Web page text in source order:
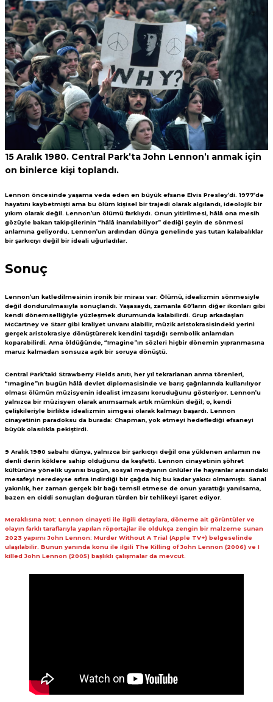
15 Aralık 1980. Central Park’ta John Lennon’ı anmak için
on binlerce kişi toplandı.
Lennon öncesinde yaşama veda eden en büyük efsane Elvis Presley’di. 1977’de
hayatını kaybetmişti ama bu ölüm kişisel bir trajedi olarak algılandı, ideolojik bir
yıkım olarak değil. Lennon’un ölümü farklıydı. Onun yitirilmesi, hâlâ ona mesih
gözüyle bakan takipçilerinin “hâlâ inanılabiliyor” dediği şeyin de sönmesi
anlamına geliyordu. Lennon’un ardından dünya genelinde yas tutan kalabalıklar
bir şarkıcıyı değil bir ideali uğurladılar.
Sonuç
Lennon’un katledilmesinin ironik bir mirası var: Ölümü, idealizmin sönmesiyle
değil dondurulmasıyla sonuçlandı. Yaşasaydı, zamanla 60’ların diğer ikonları gibi
kendi dönemselliğiyle yüzleşmek durumunda kalabilirdi. Grup arkadaşları
McCartney ve Starr gibi kraliyet unvanı alabilir, müzik aristokrasisindeki yerini
gerçek aristokrasiye dönüştürerek kendini taşıdığı sembolik anlamdan
koparabilirdi. Ama öldüğünde, “Imagine”ın sözleri hiçbir dönemin yıpranmasına
maruz kalmadan sonsuza açık bir soruya dönüştü.
Central Park’taki Strawberry Fields anıtı, her yıl tekrarlanan anma törenleri,
“Imagine”ın bugün hâlâ devlet diplomasisinde ve barış çağrılarında kullanılıyor
olması ölümün müzisyenin idealist imzasını koruduğunu gösteriyor. Lennon’u
yalnızca bir müzisyen olarak anımsamak artık mümkün değil; o, kendi
çelişkileriyle birlikte idealizmin simgesi olarak kalmayı başardı. Lennon
cinayetinin paradoksu da burada: Chapman, yok etmeyi hedeflediği efsaneyi
büyük olasılıkla pekiştirdi.
9 Aralık 1980 sabahı dünya, yalnızca bir şarkıcıyı değil ona yüklenen anlamın ne
denli derin köklere sahip olduğunu da keşfetti. Lennon cinayetinin şöhret
kültürüne yönelik uyarısı bugün, sosyal medyanın ünlüler ile hayranlar arasındaki
mesafeyi neredeyse sıfıra indirdiği bir çağda hiç bu kadar yakıcı olmamıştı. Sanal
yakınlık, her zaman gerçek bir bağı temsil etmese de onun yarattığı yanılsama,
bazen en ciddi sonuçları doğuran türden bir tehlikeyi işaret ediyor.
Meraklısına Not: Lennon cinayeti ile ilgili detaylara, döneme ait görüntüler ve
olayın farklı taraflarıyla yapılan röportajlar ile oldukça zengin bir malzeme sunan
2023 yapımı John Lennon: Murder Without A Trial (Apple TV+) belgeselinde
ulaşılabilir. Bunun yanında konu ile ilgili The Killing of John Lennon (2006) ve I
killed John Lennon (2005) başlıklı çalışmalar da mevcut.